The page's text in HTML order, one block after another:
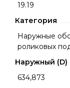
19.19
Категория
Наружные
роликовых
Наружный
634,873